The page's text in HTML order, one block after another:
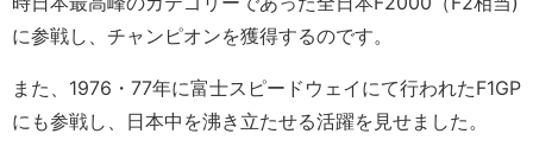
に参戦し、チャンピオンを獲得するのです。
また、1976・77年に富士スピードウェイにて行われたF1GP
にも参戦し、日本中を沸き立たせる活躍を見せました。